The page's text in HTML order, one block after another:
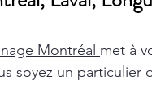
Montréal met à
soyez un particulier